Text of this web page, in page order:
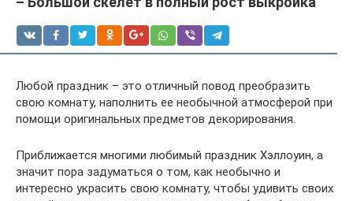
Любой праздник – это отличный повод преобразить
свою комнату, наполнить ее необычной атмосферой при
помощи оригинальных предметов декорирования.
Приближается многими любимый праздник Хэллоуин, а
значит пора задуматься о том, как необычно и
интересно украсить свою комнату, чтобы удивить своих